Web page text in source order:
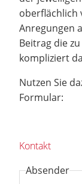
oberflächlich
Anregungen
Beitrag die
kompliziert
Nutzen Sie
Formular:
Kontakt
Absender